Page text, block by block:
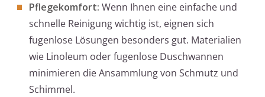
Pflegekomfort: Wenn Ihnen eine einfache und
schnelle Reinigung wichtig ist, eignen sich
fugenlose Lösungen besonders gut. Materialien
wie Linoleum oder fugenlose Duschwannen
minimieren die Ansammlung von Schmutz und
Schimmel.